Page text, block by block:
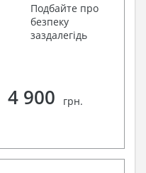
Подбайте про
безпеку
заздалегідь
4 900 грн.